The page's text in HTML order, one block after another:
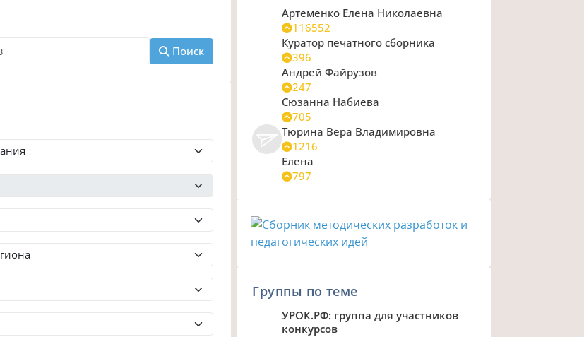
Поиск
Артеменко Елена Николаевна
116552
Куратор печатного сборника
396
Андрей Файрузов
247
Сюзанна Набиева
705
Тюрина Вера Владимировна
1216
Елена
797
Группы по теме
УРОК.РФ: группа для участников
конкурсов